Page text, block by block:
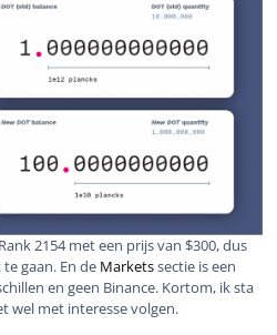
2154 met een prijs van $300, dus
gaan. En de Marketssectie is een
en geen Binance. Kortom, ik sta
wel met interesse volgen.